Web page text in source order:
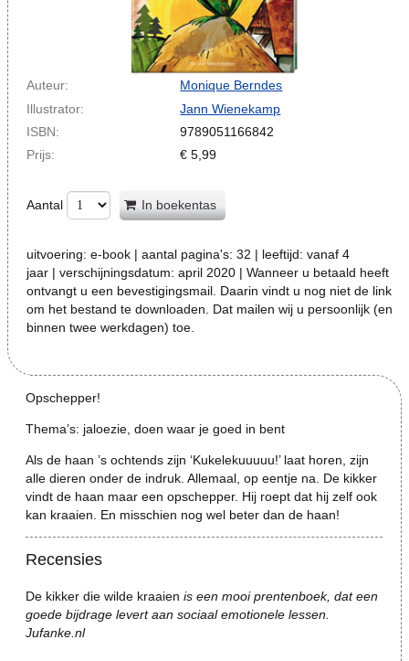
Auteur:
Monique Berndes
Illustrator:
Jann Wienekamp
ISBN:
9789051166842
Prijs:
€5,99
Aantal In boekentas
uitvoering: e-book | aantal pagina's: 32 | leeftijd: vanaf 4
jaar | verschijningsdatum: april 2020 | Wanneer u betaald heeft
ontvangt u een bevestigingsmail. Daarin vindt u nog niet de link
om het bestand te downloaden. Dat mailen wij u persoonlijk (en
binnen twee werkdagen) toe.
Opschepper!
Thema’s: jaloezie, doen waar je goed in bent
Als de haan ’s ochtends zijn ‘Kukelekuuuuu!’ laat horen, zijn
alle dieren onder de indruk. Allemaal, op eentje na. De kikker
vindt de haan maar een opschepper. Hij roept dat hij zelf ook
kan kraaien. En misschien nog wel beter dan de haan!
Recensies
De kikker die wilde kraaien is een mooi prentenboek, dat een
goede bijdrage levert aan sociaal emotionele lessen.
Jufanke.nl